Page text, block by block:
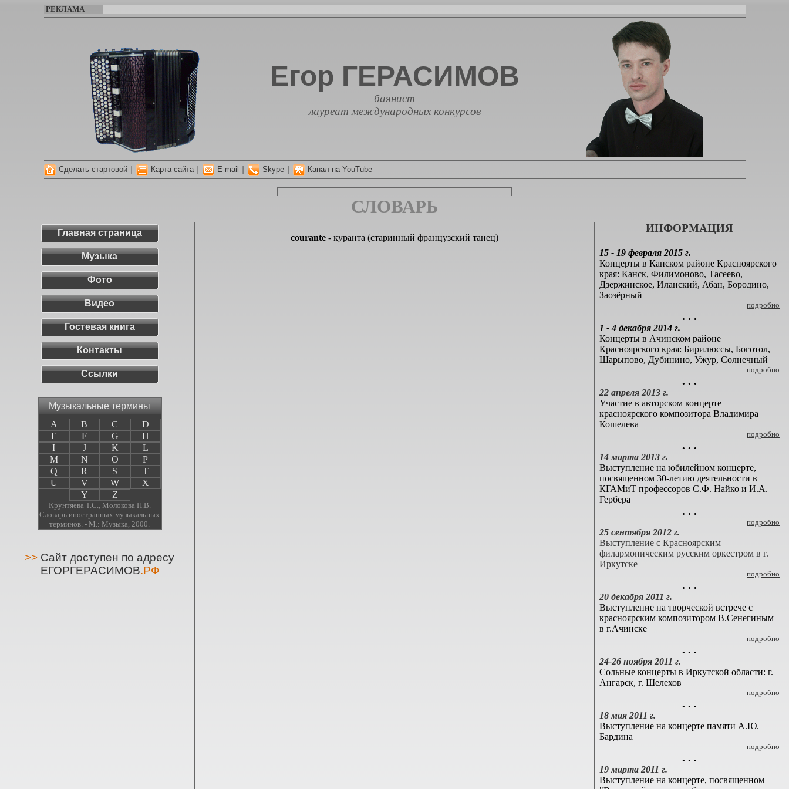
РЕКЛАМА
Егор ГЕРАСИМОВ
баянист
лауреат международных конкурсов
Сделать стартовой Карта сайта E-mail Skype Канал на YouTube
СЛОВАРЬ
Главная страница
Музыка
Фото
Видео
Гостевая книга
Контакты
Ссылки
Музыкальные термины
A
B C
D
E
F G
H
I
J K
L
M
N O
P
Q
R S
T
U
V W
X
Y
Z
Крунтяева Т.С., Молокова Н.В.
Словарь иностранных музыкальных
терминов. - М.: Музыка, 2000.
>> Сайт доступен по адресу
ЕГОРГЕРАСИМОВ.РФ
courante - куранта (старинный французский танец)
ИНФОРМАЦИЯ
15 - 19 февраля 2015 г.
Концерты в Канском районе Красноярского
края: Канск, Филимоново, Тасеево,
Дзержинское, Иланский, Абан, Бородино,
Заозёрный
подробно
. . .
1 - 4 декабря 2014 г.
Концерты в Ачинском районе
Красноярского края: Бирилюссы, Боготол,
Шарыпово, Дубинино, Ужур, Солнечный
подробно
. . .
22 апреля 2013 г.
Участие в авторском концерте
красноярского композитора Владимира
Кошелева
подробно
. . .
14 марта 2013 г.
Выступление на юбилейном концерте,
посвященном 30-летию деятельности в
КГАМиТ профессоров С.Ф. Найко и И.А.
Гербера
. . .
подробно
25 сентября 2012 г.
Выступление с Красноярским
филармоническим русским оркестром в г.
Иркутске
подробно
. . .
20 декабря 2011 г.
Выступление на творческой встрече с
красноярским композитором В.Сенегиным
в г.Ачинске
подробно
. . .
24-26 ноября 2011 г.
Сольные концерты в Иркутской области: г.
Ангарск, г. Шелехов
подробно
. . .
18 мая 2011 г.
Выступление на концерте памяти А.Ю.
Бардина
подробно
. . .
19 марта 2011 г.
Выступление на концерте, посвященном